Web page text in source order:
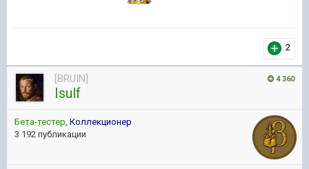
2
4 360
[BRUIN]
Isulf
Бета-тестер, Коллекционер
3 192 публикации